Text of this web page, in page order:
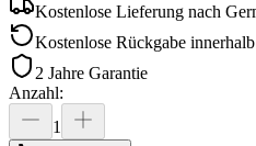
Kostenlose Lieferung nach
Kostenlose Rückgabe
2 Jahre Garantie
Anzahl:
1